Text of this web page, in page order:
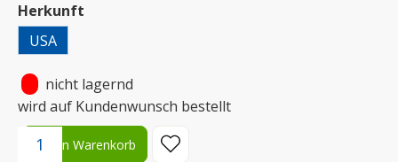
Herkunft
USA
nicht lagernd
wird auf Kundenwunsch bestellt
Produkt Anzahl: Gib den gewünschten Wert ein oder benutze
In den Warenkorb